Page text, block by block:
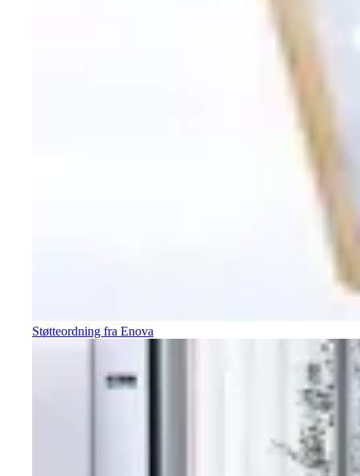
Støtteordning fra Enova